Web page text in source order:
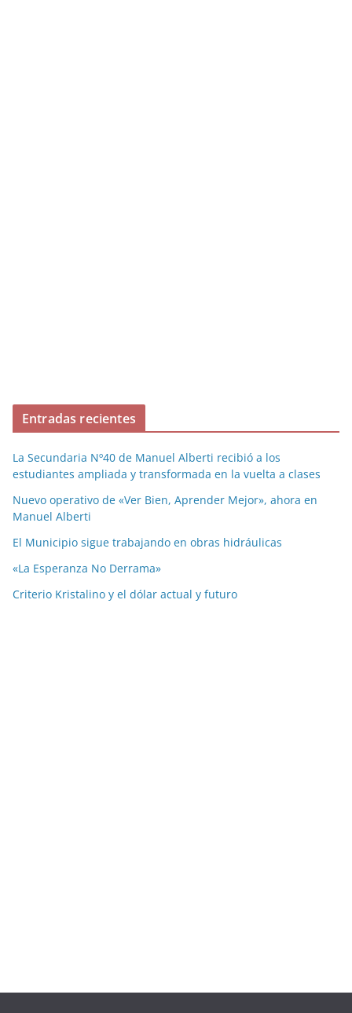
Entradas recientes
La Secundaria Nº40 de Manuel Alberti recibió a los
estudiantes ampliada y transformada en la vuelta a clases
Nuevo operativo de «Ver Bien, Aprender Mejor», ahora en
Manuel Alberti
El Municipio sigue trabajando en obras hidráulicas
«La Esperanza No Derrama»
Criterio Kristalino y el dólar actual y futuro